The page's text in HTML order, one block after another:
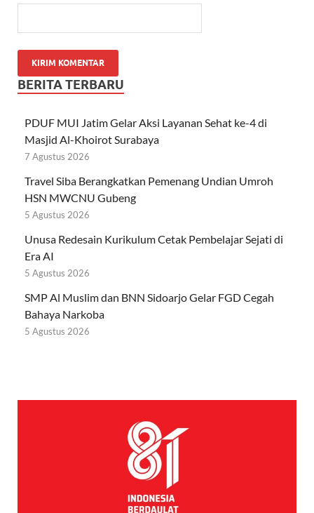
BERITA TERBARU
PDUF MUI Jatim Gelar Aksi Layanan Sehat ke-4 di
Masjid Al-Khoirot Surabaya
7 Agustus 2026
Travel Siba Berangkatkan Pemenang Undian Umroh
HSN MWCNU Gubeng
5 Agustus 2026
Unusa Redesain Kurikulum Cetak Pembelajar Sejati di
Era AI
5 Agustus 2026
SMP Al Muslim dan BNN Sidoarjo Gelar FGD Cegah
Bahaya Narkoba
5 Agustus 2026